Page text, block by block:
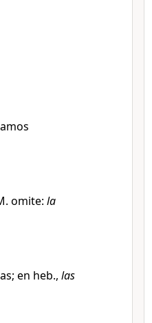
omite: la
en heb., las